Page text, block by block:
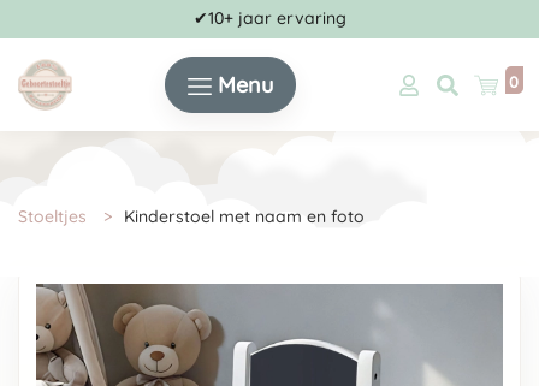
✔10+ jaar ervaring
Menu 0
Stoeltjes Kinderstoel met naam en foto